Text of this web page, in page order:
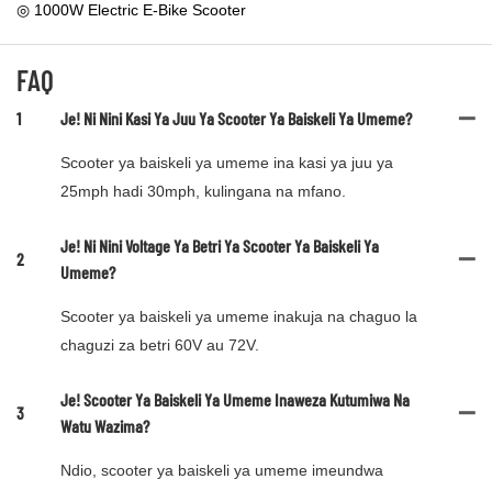
◎ 1000W Electric E-Bike Scooter
FAQ
1 Je! Ni Nini Kasi Ya Juu Ya Scooter Ya Baiskeli Ya Umeme?
Scooter ya baiskeli ya umeme ina kasi ya juu ya
25mph hadi 30mph, kulingana na mfano.
2
Je! Ni Nini Voltage Ya Betri Ya Scooter Ya Baiskeli Ya
Umeme?
Scooter ya baiskeli ya umeme inakuja na chaguo la
chaguzi za betri 60V au 72V.
3
Je! Scooter Ya Baiskeli Ya Umeme Inaweza Kutumiwa Na
Watu Wazima?
Ndio, scooter ya baiskeli ya umeme imeundwa